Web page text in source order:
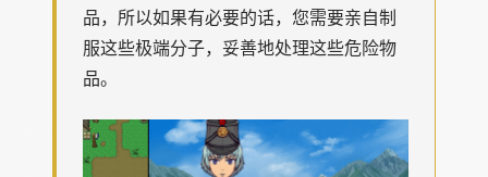
品，所以如果有必要的话，您需要亲自制
服这些极端分子，妥善地处理这些危险物
品。